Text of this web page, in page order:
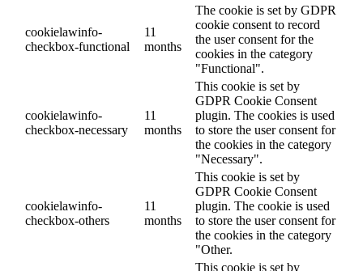
cookielawinfo-
checkbox-functional
11
months
The cookie is set by GDPR
cookie consent to record
the user consent for the
cookies in the category
"Functional".
cookielawinfo-
checkbox-necessary
11
months
This cookie is set by
GDPR Cookie Consent
plugin. The cookies is used
to store the user consent for
the cookies in the category
"Necessary".
cookielawinfo-
checkbox-others
11
months
This cookie is set by
GDPR Cookie Consent
plugin. The cookie is used
to store the user consent for
the cookies in the category
"Other.
This cookie is set by